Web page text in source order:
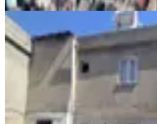
MANZARALI
Bertiz Evler
Müstakil Ev
Onikişubat, Piri Reis
3+1
150 m²·